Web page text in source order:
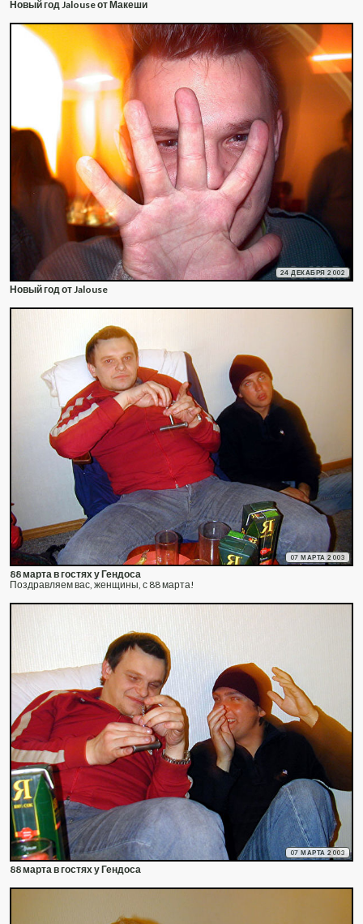
Новый год Jalouse от Макеши
24 ДЕКАБРЯ 2002
Новый год от Jalouse
07 МАРТА 2003
88 марта в гостях у Гендоса
Поздравляем вас, женщины, с 88 марта!
07 МАРТА 2003
88 марта в гостях у Гендоса